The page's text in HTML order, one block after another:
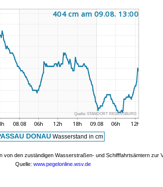
Quelle: STANDORT REGENSBURG
DONAU Wasserstand in cm
von den zuständigen Wasserstraßen- und Schifffahrtsämtern zur
Quelle: www.pegelonline.wsv.de